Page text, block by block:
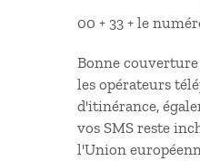
00 + 33 + le
Bonne
les opérateurs
d'itinérance,
vos SMS reste
l'Union